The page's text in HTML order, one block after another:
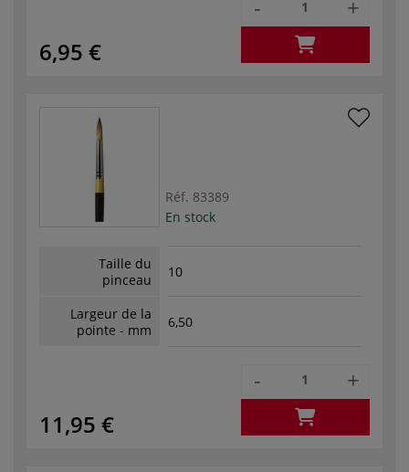
6,95 €
- +
Réf. 83389
En stock
Taille du
pinceau
10
Largeur de la
pointe - mm
6,50
11,95 €
- +